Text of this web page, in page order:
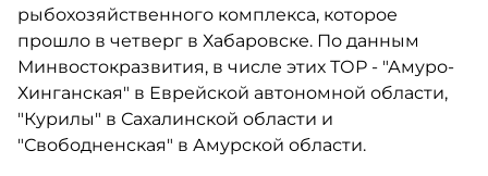
рыбохозяйственного комплекса, которое
прошло в четверг в Хабаровске. По данным
Минвостокразвития, в числе этих ТОР - "Амуро-
Хинганская" в Еврейской автономной области,
"Курилы" в Сахалинской области и
"Свободненская" в Амурской области.